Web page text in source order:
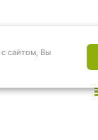
сайтом, Вы